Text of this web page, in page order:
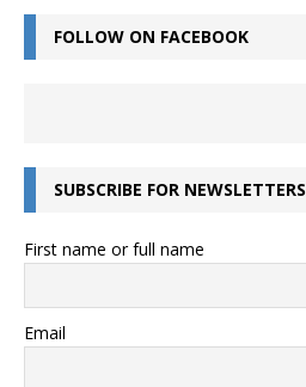
FOLLOW ON FACEBOOK
SUBSCRIBE FOR NEWSLETTERS
First name or full name
Email